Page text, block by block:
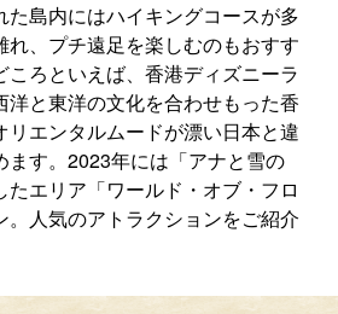
た島内にはハイキングコースが多
れ、プチ遠足を楽しむのもおすす
ころといえば、香港ディズニーラ
洋と東洋の文化を合わせもった香
リエンタルムードが漂い日本と違
ます。2023年には「アナと雪の
エリア「ワールド・オブ・フロ
。人気のアトラクションをご紹介